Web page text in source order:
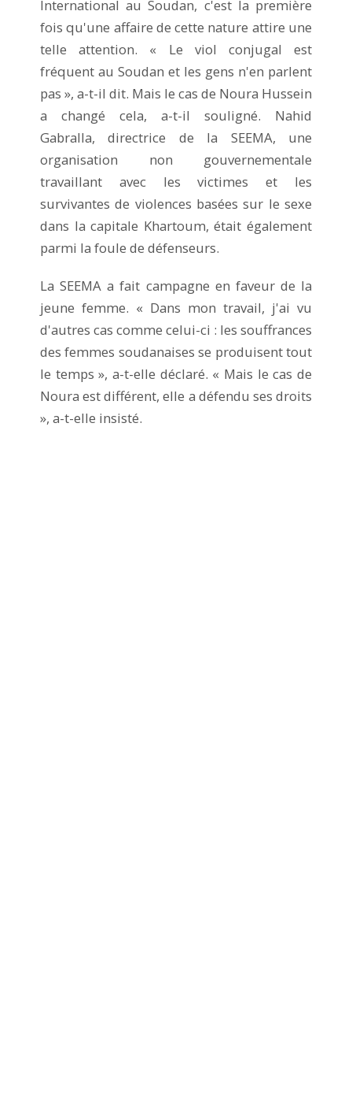
International au Soudan, c'est la première
fois qu'une affaire de cette nature attire une
telle attention. « Le viol conjugal est
fréquent au Soudan et les gens n'en parlent
pas », a-t-il dit. Mais le cas de Noura Hussein
a changé cela, a-t-il souligné. Nahid
Gabralla, directrice de la SEEMA, une
organisation non gouvernementale
travaillant avec les victimes et les
survivantes de violences basées sur le sexe
dans la capitale Khartoum, était également
parmi la foule de défenseurs.
La SEEMA a fait campagne en faveur de la
jeune femme. « Dans mon travail, j'ai vu
d'autres cas comme celui-ci : les souffrances
des femmes soudanaises se produisent tout
le temps », a-t-elle déclaré. « Mais le cas de
Noura est différent, elle a défendu ses droits
», a-t-elle insisté.